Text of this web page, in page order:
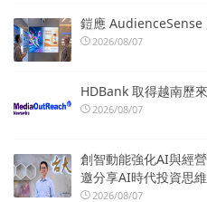
鎧應 AudienceSense
2026/08/07
HDBank 取得越南歷
2026/08/07
創智動能強化AI與經
邀分享AI時代投資思維
2026/08/07